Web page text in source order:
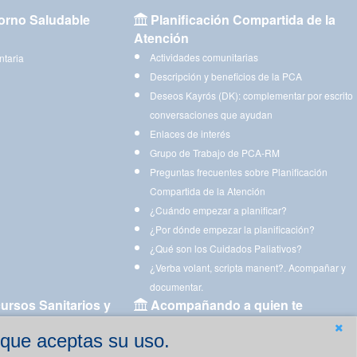
aceptas su uso.
Saludable
Planificación Compartida de la
Atención
Actividades comunitarias
Descripción y beneficios de la PCA
Deseos Kayrós (DK): complementar por escrito
conversaciones que ayudan
Enlaces de interés
Grupo de Trabajo de PCA-RM
Preguntas frecuentes sobre Planificación
Compartida de la Atención
¿Cuándo empezar a planificar?
¿Por dónde empezar la planificación?
¿Qué son los Cuidados Paliativos?
¿Verba volant, scripta manent?. Acompañar y
documentar.
Sanitarios y
Acompañando a quien te
Aplicaciones para descargar